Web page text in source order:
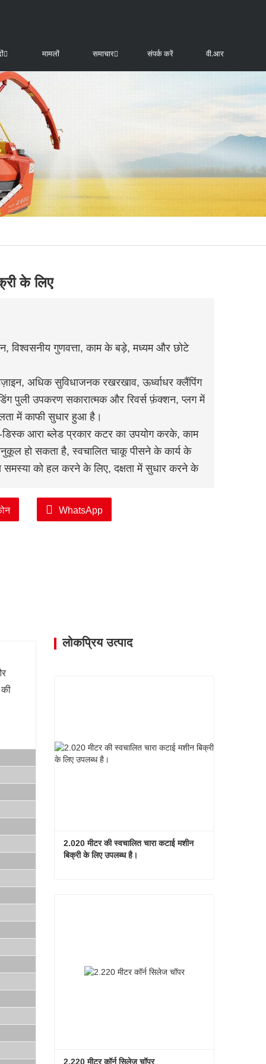
मामलों समाचार संपर्क करें वी.आर
के लिए
विश्वसनीय गुणवत्ता, काम के बड़े, मध्यम और छोटे
अधिक सुविधाजनक रखरखाव, ऊर्ध्वाधर क्लैंपिंग
पुली उपकरण सकारात्मक और रिवर्स फ़ंक्शन, प्लग में
में काफी सुधार हुआ है।
आरा ब्लेड प्रकार कटर का उपयोग करके, काम
हो सकता है, स्वचालित चाकू पीसने के कार्य के
को हल करने के लिए, दक्षता में सुधार करने के
मैकेनिज्म के साथ घूमता है, ± 180 ° घूम सकता है,
ताकि स्प्रे कोण अधिक स्थिर हो।
ड्राइव में सुधार, अधिक आरामदायक ड्राइविंग।
WhatsApp
लोकप्रिय उत्पाद
2.020 मीटर की स्वचालित चारा कटाई मशीन
बिक्री के लिए उपलब्ध है।
2.220 मीटर कॉर्न सिलेज चॉपर